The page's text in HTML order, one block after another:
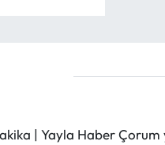
| Yayla Haber Çorum